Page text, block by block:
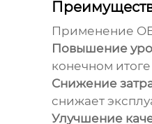
Применение
Повышение
конечном
Снижение
снижает
Улучшение